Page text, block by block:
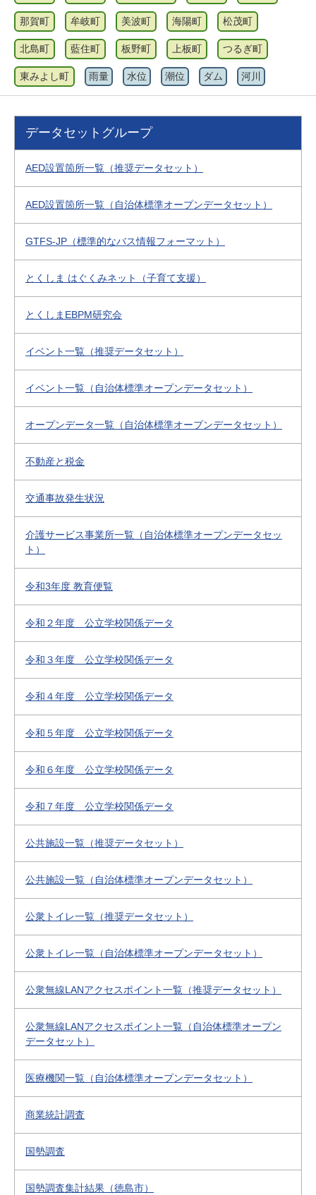
那賀町 牟岐町 美波町 海陽町 松茂町
北島町 藍住町 板野町 上板町 つるぎ町
東みよし町 雨量 水位 潮位 ダム 河川
データセットグループ
AED設置箇所一覧（推奨データセット）
AED設置箇所一覧（自治体標準オープンデータセット）
GTFS-JP（標準的なバス情報フォーマット）
とくしま はぐくみネット（子育て支援）
とくしまEBPM研究会
イベント一覧（推奨データセット）
イベント一覧（自治体標準オープンデータセット）
オープンデータ一覧（自治体標準オープンデータセット）
不動産と税金
交通事故発生状況
介護サービス事業所一覧（自治体標準オープンデータセッ
ト）
令和3年度 教育便覧
令和２年度 公立学校関係データ
令和３年度 公立学校関係データ
令和４年度 公立学校関係データ
令和５年度 公立学校関係データ
令和６年度 公立学校関係データ
令和７年度 公立学校関係データ
公共施設一覧（推奨データセット）
公共施設一覧（自治体標準オープンデータセット）
公衆トイレ一覧（推奨データセット）
公衆トイレ一覧（自治体標準オープンデータセット）
公衆無線LANアクセスポイント一覧（推奨データセット）
公衆無線LANアクセスポイント一覧（自治体標準オープン
データセット）
医療機関一覧（自治体標準オープンデータセット）
商業統計調査
国勢調査
国勢調査集計結果（徳島市）